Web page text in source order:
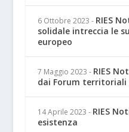
6 Ottobre 2023 - RIES
solidale intreccia le
europeo
7 Maggio 2023 - RIES
dai Forum territoriali
14 Aprile 2023 - RIES
esistenza